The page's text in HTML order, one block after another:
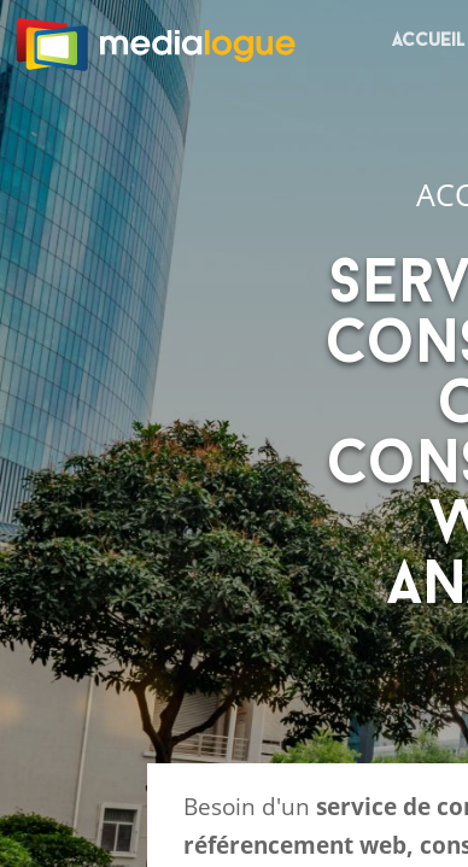
Accueil
Besoin d'un service de
référencement web,